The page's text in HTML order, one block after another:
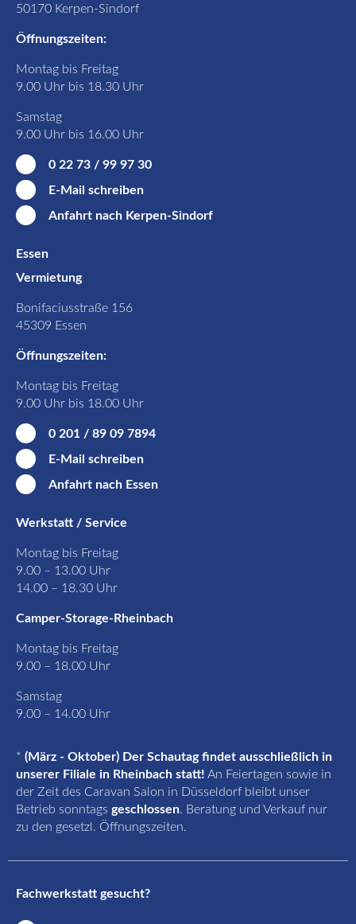
50170 Kerpen-Sindorf
Öffnungszeiten:
Montag bis Freitag
9.00 Uhr bis 18.30 Uhr
Samstag
9.00 Uhr bis 16.00 Uhr
0 22 73 / 99 97 30
E-Mail schreiben
Anfahrt nach Kerpen-Sindorf
Essen
Vermietung
Bonifaciusstraße 156
45309 Essen
Öffnungszeiten:
Montag bis Freitag
9.00 Uhr bis 18.00 Uhr
0 201 / 89 09 7894
E-Mail schreiben
Anfahrt nach Essen
Werkstatt / Service
Montag bis Freitag
9.00 – 13.00 Uhr
14.00 – 18.30 Uhr
Camper-Storage-Rheinbach
Montag bis Freitag
9.00 – 18.00 Uhr
Samstag
9.00 – 14.00 Uhr
* (März - Oktober) Der Schautag findet ausschließlich in
unserer Filiale in Rheinbach statt! An Feiertagen sowie in
der Zeit des Caravan Salon in Düsseldorf bleibt unser
Betrieb sonntags geschlossen. Beratung und Verkauf nur
zu den gesetzl. Öffnungszeiten.
Fachwerkstatt gesucht?